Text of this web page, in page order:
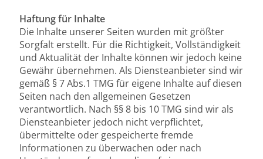
Haftung für Inhalte
Die Inhalte unserer Seiten wurden mit größter
Sorgfalt erstellt. Für die Richtigkeit, Vollständigkeit
und Aktualität der Inhalte können wir jedoch keine
Gewähr übernehmen. Als Diensteanbieter sind wir
gemäß § 7 Abs.1 TMG für eigene Inhalte auf diesen
Seiten nach den allgemeinen Gesetzen
verantwortlich. Nach §§ 8 bis 10 TMG sind wir als
Diensteanbieter jedoch nicht verpflichtet,
übermittelte oder gespeicherte fremde
Informationen zu überwachen oder nach